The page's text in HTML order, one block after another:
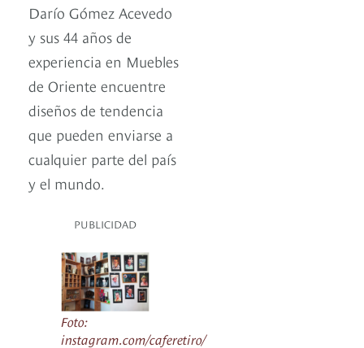
Darío Gómez Acevedo
y sus 44 años de
experiencia en Muebles
de Oriente encuentre
diseños de tendencia
que pueden enviarse a
cualquier parte del país
y el mundo.
PUBLICIDAD
Foto:
instagram.com/caferetiro/